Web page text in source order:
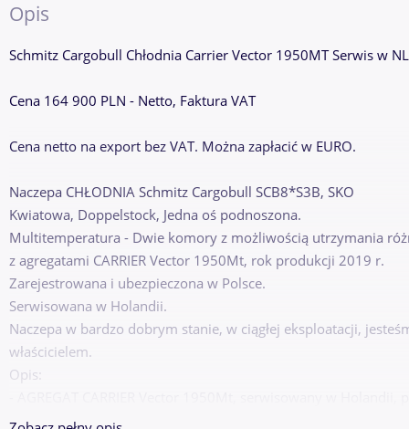
Opis
Schmitz Cargobull Chłodnia Carrier Vector 1950MT Serwis w
Cena 164 900 PLN - Netto, Faktura VAT
Cena netto na export bez VAT. Można zapłacić w EURO.
Naczepa CHŁODNIA Schmitz Cargobull SCB8*S3B, SKO
Kwiatowa, Doppelstock, Jedna oś podnoszona.
Multitemperatura - Dwie komory z możliwością utrzymania
z agregatami CARRIER Vector 1950Mt, rok produkcji 2019 r.
Zarejestrowana i ubezpieczona w Polsce.
Serwisowana w Holandii.
Naczepa w bardzo dobrym stanie, w ciągłej eksploatacji,
właścicielem.
Opis:
- zakres temperatury -15C do +25C,